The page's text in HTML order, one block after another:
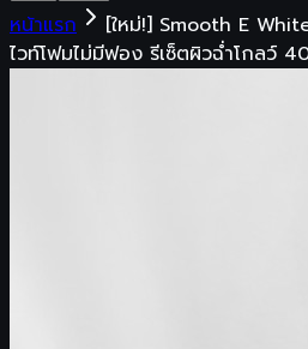
หน้าแรก
[ใหม่!] Smooth E
ไวท์โฟมไม่มีฟอง รีเซ็ตผิวฉ่ำโกลว์